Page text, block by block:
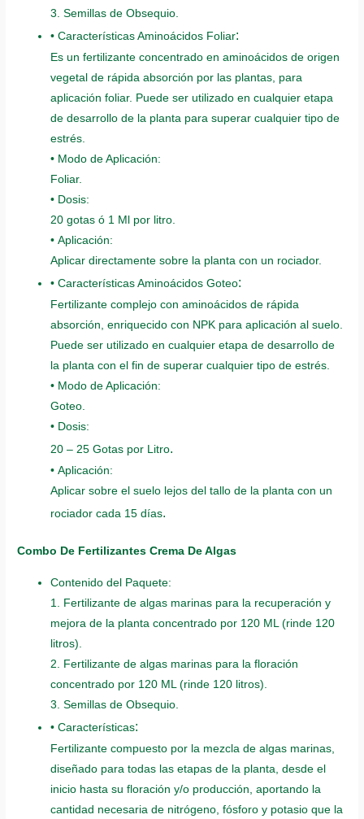
3. Semillas de Obsequio.
• Características Aminoácidos Foliar:
Es un fertilizante concentrado en aminoácidos de origen
vegetal de rápida absorción por las plantas, para
aplicación foliar. Puede ser utilizado en cualquier etapa
de desarrollo de la planta para superar cualquier tipo de
estrés.
• Modo de Aplicación:
Foliar.
• Dosis:
20 gotas ó 1 Ml por litro.
• Aplicación:
Aplicar directamente sobre la planta con un rociador.
• Características Aminoácidos Goteo:
Fertilizante complejo con aminoácidos de rápida
absorción, enriquecido con NPK para aplicación al suelo.
Puede ser utilizado en cualquier etapa de desarrollo de
la planta con el fin de superar cualquier tipo de estrés.
• Modo de Aplicación:
Goteo.
• Dosis:
20 – 25 Gotas por Litro.
• Aplicación:
Aplicar sobre el suelo lejos del tallo de la planta con un
rociador cada 15 días.
Combo De Fertilizantes Crema De Algas
Contenido del Paquete:
1. Fertilizante de algas marinas para la recuperación y
mejora de la planta concentrado por 120 ML (rinde 120
litros).
2. Fertilizante de algas marinas para la floración
concentrado por 120 ML (rinde 120 litros).
3. Semillas de Obsequio.
• Características:
Fertilizante compuesto por la mezcla de algas marinas,
diseñado para todas las etapas de la planta, desde el
inicio hasta su floración y/o producción, aportando la
cantidad necesaria de nitrógeno, fósforo y potasio que la